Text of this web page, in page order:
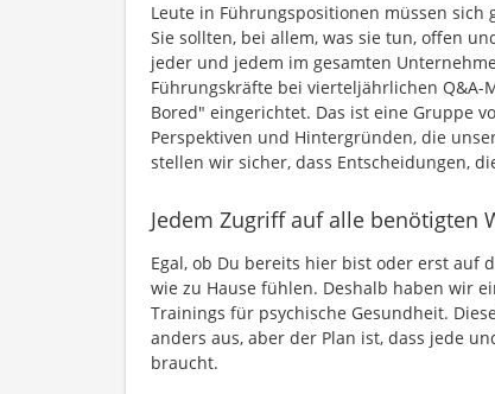
Leute in Führungspositionen müssen
Sie sollten, bei allem, was sie tun, offen
jeder und jedem im gesamten
Führungskräfte bei vierteljährlichen Q&A-
Bored" eingerichtet. Das ist eine Gruppe
Perspektiven und Hintergründen, die
stellen wir sicher, dass Entscheidungen,
Jedem Zugriff auf alle benötigten
Egal, ob Du bereits hier bist oder erst auf
wie zu Hause fühlen. Deshalb haben wir
Trainings für psychische Gesundheit.
anders aus, aber der Plan ist, dass jede
braucht.